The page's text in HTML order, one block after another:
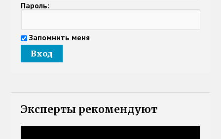
Пароль:
Запомнить меня
Эксперты рекомендуют